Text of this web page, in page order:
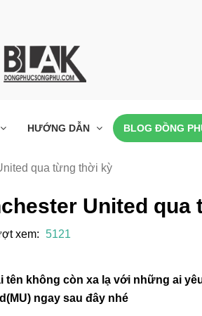
United
xem: 5121
tên không còn xa lạ với những ai
ngay sau đây nhé
HƯỚNG DẪN BLOG ĐỒNG
qua từng thời kỳ